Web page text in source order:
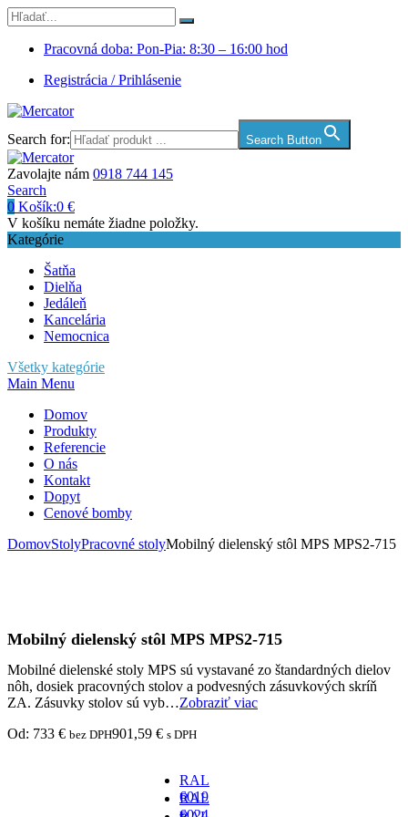
Pracovná doba: Pon-Pia: 8:30 – 16:00 hod
Registrácia / Prihlásenie
Search for: Search Button
Zavolajte nám 0918 744 145
Search
0 Košík:0 €
V košíku nemáte žiadne položky.
Kategórie
Šatňa
Dielňa
Jedáleň
Kancelária
Nemocnica
Všetky kategórie
Main Menu
Domov
Produkty
Referencie
O nás
Kontakt
Dopyt
Cenové bomby
DomovStolyPracovné stolyMobilný dielenský stôl MPS MPS2-715
Mobilný dielenský stôl MPS MPS2-715
Mobilné dielenské stoly MPS sú vystavané zo štandardných dielov
nôh, dosiek pracovných stolov a podvesných zásuvkových skríň
ZA. Zásuvky stolov sú vyb…Zobraziť viac
Od: 733 € bez DPH901,59 € s DPH
RAL
6019
-
RAL